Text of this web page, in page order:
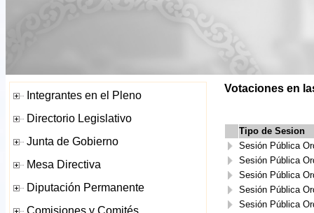
Votaciones en
Tipo de Sesion
Sesión Pública
Sesión Pública
Sesión Pública
Sesión Pública
Sesión Pública